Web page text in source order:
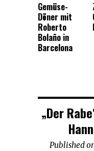
Gemüse-
Döner mit
Roberto
Bolaño in
Barcelona
„Der
Published